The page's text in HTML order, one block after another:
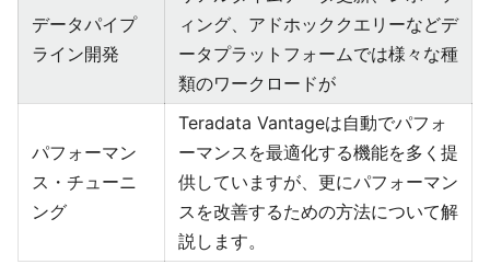
データパイプ
ライン開発
ィング、アドホッククエリーなどデ
ータプラットフォームでは様々な種
類のワークロードが
パフォーマン
ス・チューニ
ング
Teradata Vantageは自動でパフォ
ーマンスを最適化する機能を多く提
供していますが、更にパフォーマン
スを改善するための方法について解
説します。